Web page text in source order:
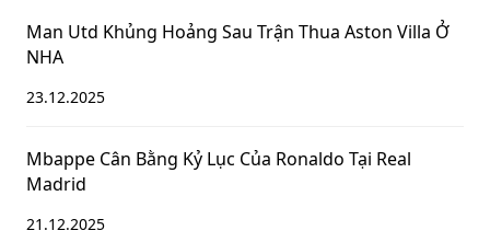
Man Utd Khủng Hoảng Sau Trận Thua Aston Villa Ở
NHA
23.12.2025
Mbappe Cân Bằng Kỷ Lục Của Ronaldo Tại Real
Madrid
21.12.2025